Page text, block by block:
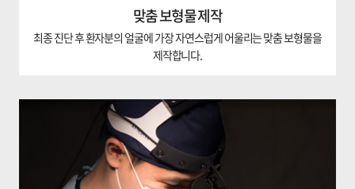
맞춤 보형물 제작
최종 진단 후 환자분의 얼굴에 가장 자연스럽게 어울리는 맞춤 보형물을
제작합니다.